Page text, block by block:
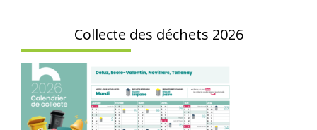
Collecte des déchets 2026